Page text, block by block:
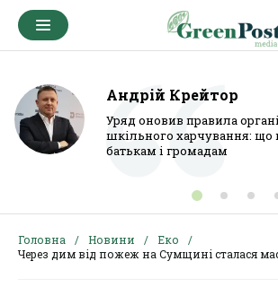
Андрій Крейтор
Уряд оновив правила
шкільного харчування: що
батькам і громадам
Головна Новини
Еко
Через дим від пожеж на Сумщині сталася